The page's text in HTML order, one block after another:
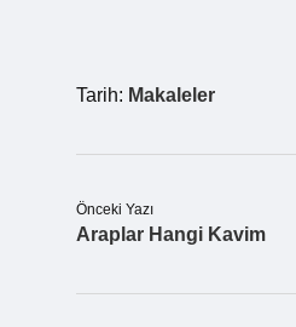
Tarih: Makaleler
Önceki Yazı
Araplar Hangi Kavim